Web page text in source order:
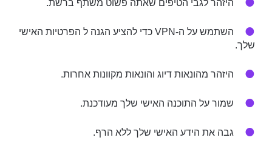
היזהר לגבי הטיפים שאתה פשוט משתף ברשת.
השתמש על ה-VPN כדי להציע הגנה ל הפרטיות האישי
שלך.
היזהר מהונאות דיוג והונאות מקוונות אחרות.
שמור על התוכנה האישי שלך מעודכנת.
גבה את הידע האישי שלך ללא הרף.